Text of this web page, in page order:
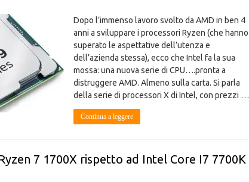
Dopo l’immenso lavoro svolto da AMD in ben 4
anni a sviluppare i processori Ryzen (che hanno
superato le aspettative dell’utenza e
dell’azienda stessa), ecco che Intel fa la sua
mossa: una nuova serie di CPU….pronta a
distruggere AMD. Almeno sulla carta. Si parla
della serie di processori X di Intel, con prezzi …
Continua a leggere
7 1700X rispetto ad Intel Core I7 7700K